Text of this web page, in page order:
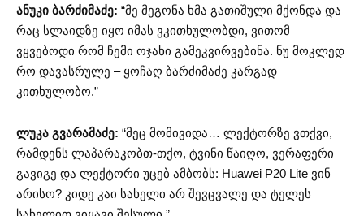
ანუკი ბარძიმაძე: “მე მეგონა ხმა გათიშული მქონდა და
რაც სლაიდზე იყო იმას ვკითხულობდი, ვითომ
ვყვებოდი რომ ჩემი ოჯახი გამეკვირვებინა. ნუ მოკლედ
რო დავასრულე – ყოჩაღ ბარძიმაძე კარგად
კითხულობო.”
ლუკა გვარამაძე: “მეც მომივიდა… ლექტორზე ვთქვი,
რამდენს ლაპარაკობთ-თქო, ტვინი წაიღო, ვერაფერი
გავიგე და ლექტორი უცებ ამბობს: Huawei P20 Lite ვინ
არისო? კიდე კაი სახელი არ შევცვალე და ტელეს